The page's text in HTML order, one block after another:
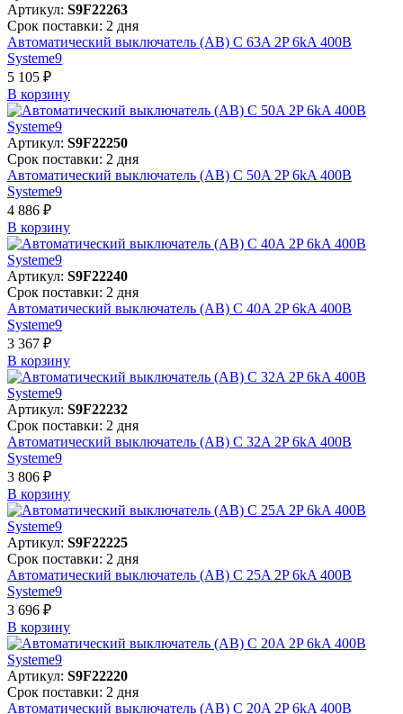
Артикул: S9F22263
Срок поставки: 2 дня
Автоматический выключатель (АВ) C 63A 2P 6kA 400В
Systeme9
5 105 ₽
В корзинy
Артикул: S9F22250
Срок поставки: 2 дня
Автоматический выключатель (АВ) C 50A 2P 6kA 400В
Systeme9
4 886 ₽
В корзинy
Артикул: S9F22240
Срок поставки: 2 дня
Автоматический выключатель (АВ) C 40A 2P 6kA 400В
Systeme9
3 367 ₽
В корзинy
Артикул: S9F22232
Срок поставки: 2 дня
Автоматический выключатель (АВ) C 32A 2P 6kA 400В
Systeme9
3 806 ₽
В корзинy
Артикул: S9F22225
Срок поставки: 2 дня
Автоматический выключатель (АВ) C 25A 2P 6kA 400В
Systeme9
3 696 ₽
В корзинy
Артикул: S9F22220
Срок поставки: 2 дня
Автоматический выключатель (АВ) C 20A 2P 6kA 400В